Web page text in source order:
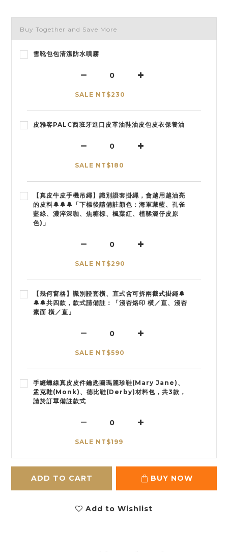
Buy Together and Save More
雪靴包包清潔防水噴霧
SALE NT$230
皮雅客PALC西班牙進口皮革油鞋油皮包皮衣保養油
SALE NT$180
【真皮牛皮手機吊繩】識別證套掛繩，會越用越油亮
的皮料🔔🔔🔔「下標後請備註顏色：海軍藏藍、孔雀
藍綠、濃淬深咖、焦糖棕、楓葉紅、植鞣澀仔皮原
色)」
SALE NT$290
【幾何窗格】識別證套橫、直式含可拆兩截式掛繩🔔
🔔🔔共四款，款式請備註：「淺杏烙印 橫／直、淺杏
素面 橫／直」
SALE NT$590
手縫蠟線真皮皮件鑰匙圈瑪麗珍鞋(Mary Jane)、
孟克鞋(Monk)、德比鞋(Derby)材料包，共3款，
請於訂單備註款式
SALE NT$199
ADD TO CART BUY NOW
Add to Wishlist